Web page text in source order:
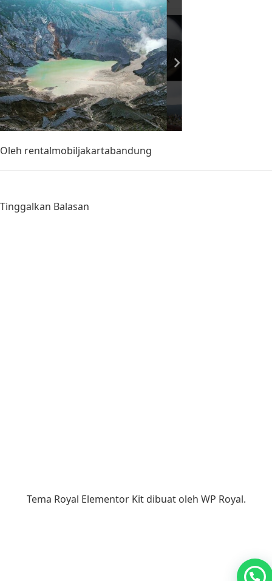
Oleh rentalmobiljakartabandung
Tinggalkan Balasan
Tema Royal Elementor Kit dibuat oleh WP Royal.